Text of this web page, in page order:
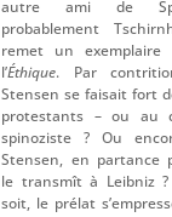
autre ami de
probablement
remet un exemplaire
l’Éthique. Par
Stensen se faisait fort
protestants – ou au
spinoziste ? Ou
Stensen, en partance
le transmît à Leibniz ?
soit, le prélat